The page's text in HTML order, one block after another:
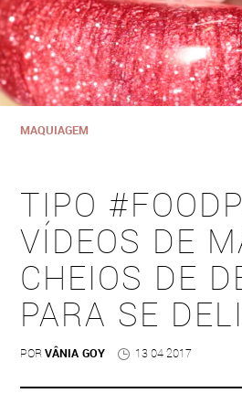
MAQUIAGEM
TIPO
VÍDEOS DE
CHEIOS DE
PARA SE
PORVÂNIA GOY 13 04 2017